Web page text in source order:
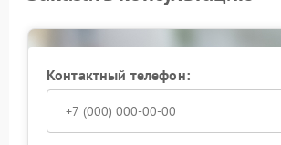
Контактный телефон: